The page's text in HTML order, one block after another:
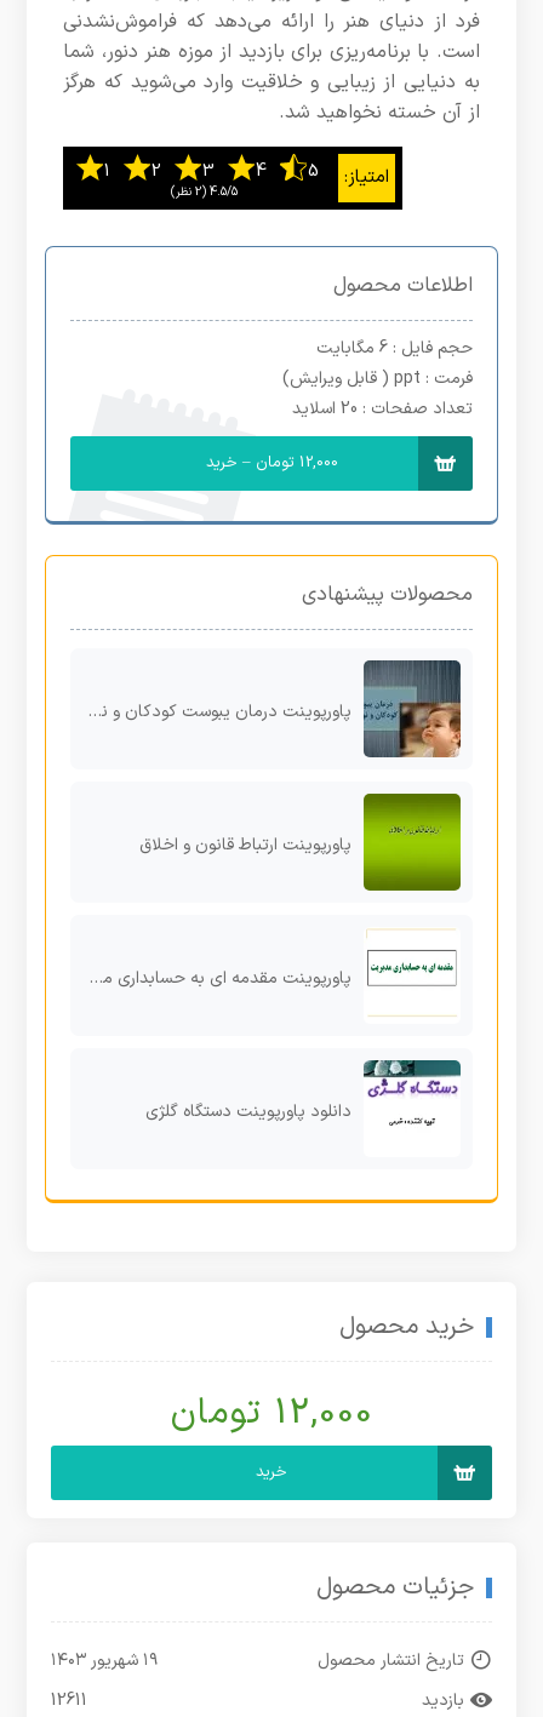
فرد از دنیای هنر را ارائه می‌دهد که فراموش‌نشدنی
است. با برنامه‌ریزی برای بازدید از موزه هنر دنور، شما
به دنیایی از زیبایی و خلاقیت وارد می‌شوید که هرگز
از آن خسته نخواهید شد.
4.5/5
اطلاعات محصول
حجم فایل : 6 مگابایت
فرمت : ppt ( قابل ویرایش)
تعداد صفحات : 20 اسلاید
12,000 تومان – خرید
محصولات پیشنهادی
پاورپوینت درمان یبوست کودکان و نوزادان
پاورپوینت ارتباط قانون و اخلاق
پاورپوینت مقدمه ای به حسابداری مدیریت
دانلود پاورپوینت دستگاه گلژی
خرید محصول
12,000 تومان
خرید
جزئیات محصول
تاریخ انتشار محصول
۱۹ شهریور ۱۴۰۳
بازدید
12611